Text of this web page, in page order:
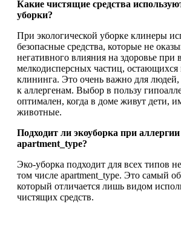
Какие чистящие средства
уборки?
При экологической уборке клинеры
безопасные средства, которые не
негативного влияния на здоровье при
мелкодисперсных частиц, остающихся
клининга. Это очень важно для людей,
к аллергенам. Выбор в пользу
оптимален, когда в доме живут дети,
животные.
Подходит ли экоуборка при
apartment_type?
Эко-уборка подходит для всех типов
том числе apartment_type. Это самый
который отличается лишь видом
чистящих средств.